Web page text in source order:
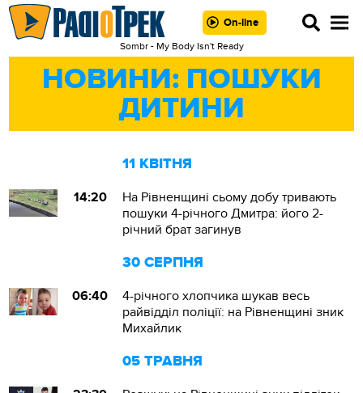
On-line
Sombr - My Body Isn't Ready
НОВИНИ: ПОШУКИ
ДИТИНИ
11 КВІТНЯ
14:20
На Рівненщині сьому добу тривають
пошуки 4-річного Дмитра: його 2-
річний брат загинув
30 СЕРПНЯ
06:40
4-річного хлопчика шукав весь
райвідділ поліції: на Рівненщині зник
Михайлик
05 ТРАВНЯ